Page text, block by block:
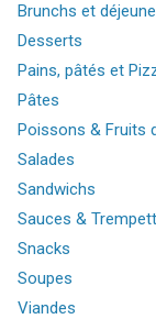
Brunchs et
Desserts
Pains, pâtés et
Pâtes
Poissons & Fruits
Salades
Sandwichs
Sauces &
Snacks
Soupes
Viandes